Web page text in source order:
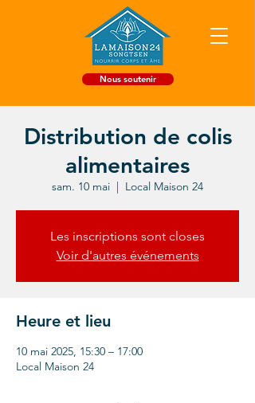
Nous soutenir
Distribution de colis
alimentaires
sam. 10 mai
  |
Local Maison 24
Les inscriptions sont closes
Voir d'autres événements
Heure et lieu
10 mai 2025, 15:30 – 17:00
Local Maison 24